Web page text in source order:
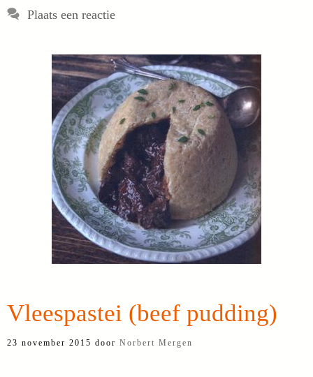
Plaats een reactie
Vleespastei (beef pudding)
23 november 2015 door Norbert Mergen